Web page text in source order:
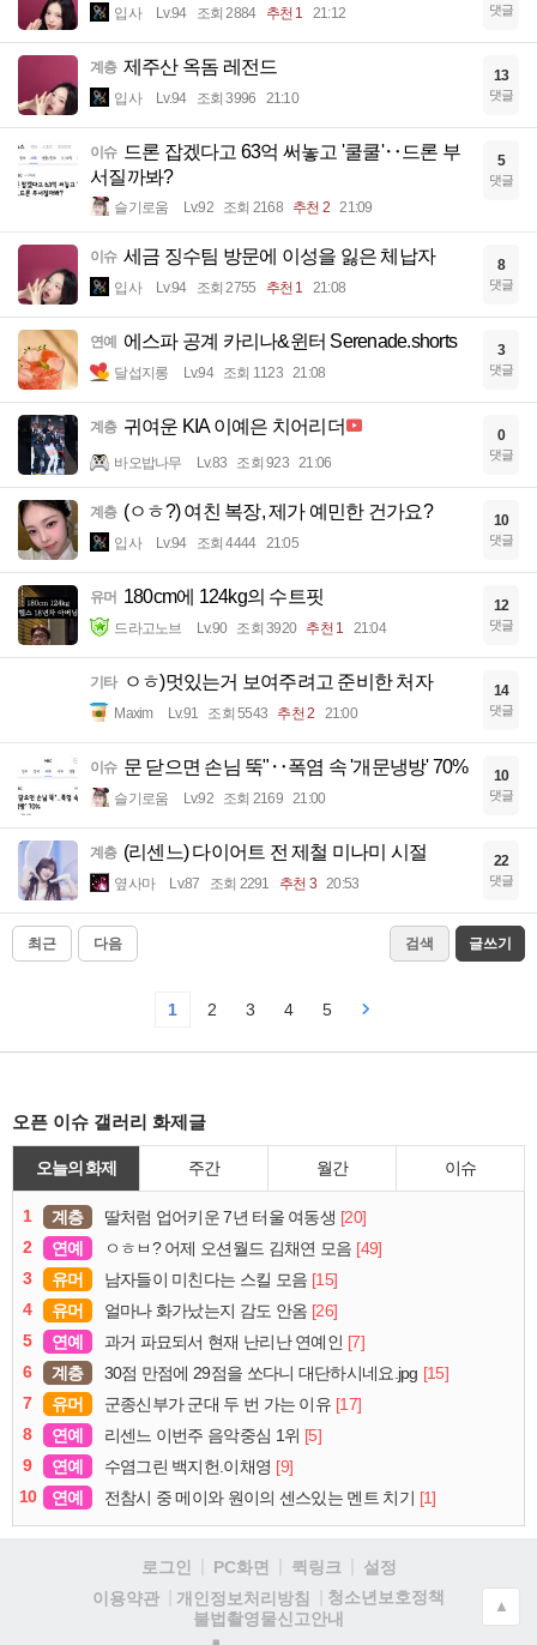
입사 Lv.94 조회 2884 추천 1 21:12 댓글
계층 제주산 옥돔 레전드
입사 Lv.94 조회 3996 21:10
13
댓글
이슈 드론 잡겠다고 63억 써놓고 '쿨쿨'‥드론 부
서질까봐?
슬기로움 Lv.92 조회 2168 추천 2 21:09
5
댓글
이슈 세금 징수팀 방문에 이성을 잃은 체납자
입사 Lv.94 조회 2755 추천 1 21:08
8
댓글
연예 에스파 공계 카리나&윈터 Serenade.shorts
달섭지롱 Lv.94 조회 1123 21:08
3
댓글
계층 귀여운 KIA 이예은 치어리더
바오밥나무 Lv.83 조회 923 21:06
0
댓글
계층 (ㅇㅎ?) 여친 복장, 제가 예민한 건가요?
입사 Lv.94 조회 4444 21:05
10
댓글
유머 180cm에 124kg의 수트핏
드라고노브 Lv.90 조회 3920 추천 1 21:04
12
댓글
기타 ㅇㅎ)멋있는거 보여주려고 준비한 처자
Maxim Lv.91 조회 5543 추천 2 21:00
14
댓글
이슈 문 닫으면 손님 뚝"‥폭염 속 '개문냉방' 70%
슬기로움 Lv.92 조회 2169 21:00
10
댓글
계층 (리센느) 다이어트 전 제철 미나미 시절
옆사마 Lv.87 조회 2291 추천 3 20:53
22
댓글
최근 다음 검색 글쓰기
1 2 3 4 5
오픈 이슈 갤러리 화제글
오늘의 화제 주간 월간 이슈
1 계층 딸처럼 업어키운 7년 터울 여동생 [20]
2
연예 ㅇㅎㅂ? 어제 오션월드 김채연 모음 [49]
3
유머 남자들이 미친다는 스킬 모음 [15]
4
유머 얼마나 화가났는지 감도 안옴 [26]
5
연예 과거 파묘되서 현재 난리난 연예인 [7]
6
계층 30점 만점에 29점을 쏘다니 대단하시네요.jpg [15]
7
유머 군종신부가 군대 두 번 가는 이유 [17]
8
연예 리센느 이번주 음악중심 1위 [5]
9
연예 수염그린 백지헌.이채영 [9]
10
연예 전참시 중 메이와 원이의 센스있는 멘트 치기 [1]
로그인 PC화면 퀵링크
설정
이용약관
개인정보처리방침
청소년보호정책
불법촬영물신고안내
▲